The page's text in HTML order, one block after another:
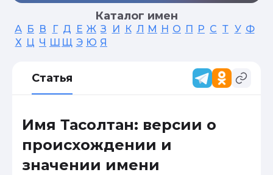
Каталог имен
А Б В Г Д Е Ж З И К Л М Н О П Р С Т У Ф
Х Ц Ч Ш Щ Э Ю Я
Статья
Имя Тасолтан: версии о
происхождении и
значении имени